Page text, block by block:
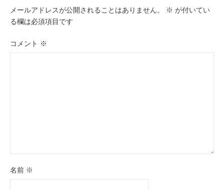
ー
シ
ョ
メールアドレスが公開されることはありません。 ※ が付いてい
る欄は必須項目です
コメント ※
名前 ※